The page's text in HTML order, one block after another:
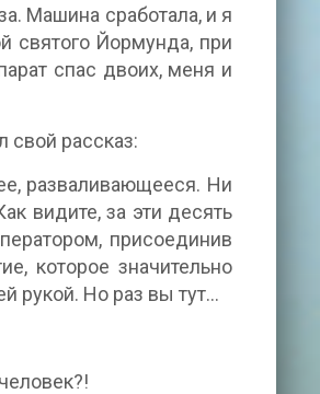
Машина сработала, и я
святого Йормунда, при
спас двоих, меня и
свой рассказ:
разваливающееся. Ни
видите, за эти десять
присоединив
которое значительно
рукой. Но раз вы тут…